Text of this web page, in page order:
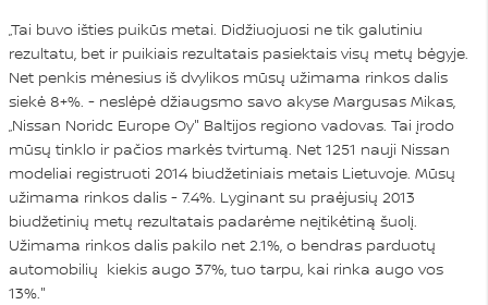
„Tai buvo išties puikūs metai. Didžiuojuosi ne tik galutiniu
rezultatu, bet ir puikiais rezultatais pasiektais visų metų bėgyje.
Net penkis mėnesius iš dvylikos mūsų užimama rinkos dalis
siekė 8+%. - neslėpė džiaugsmo savo akyse Margusas Mikas,
„Nissan Noridc Europe Oy" Baltijos regiono vadovas. Tai įrodo
mūsų tinklo ir pačios markės tvirtumą. Net 1251 nauji Nissan
modeliai registruoti 2014 biudžetiniais metais Lietuvoje. Mūsų
užimama rinkos dalis - 7.4%. Lyginant su praėjusių 2013
biudžetinių metų rezultatais padarėme neįtikėtiną šuolį.
Užimama rinkos dalis pakilo net 2.1%, o bendras parduotų
automobilių kiekis augo 37%, tuo tarpu, kai rinka augo vos
13%."